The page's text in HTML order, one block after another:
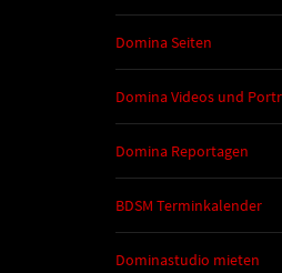
Domina Seiten
Domina Videos und
Domina Reportagen
BDSM Terminkalender
Dominastudio mieten